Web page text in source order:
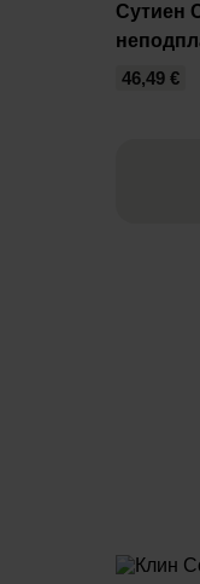
Сутиен
46,49 €